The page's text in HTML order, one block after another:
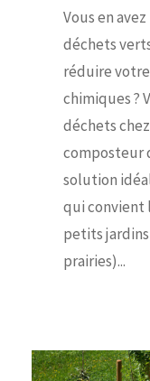
Vous en
déchets
réduire
chimiques ?
déchets
composteur
solution
qui convient
petits
prairies)...